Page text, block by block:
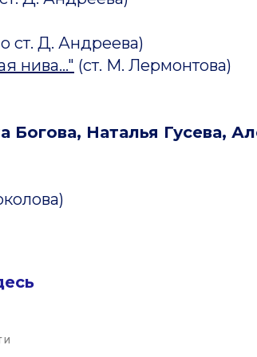
ст. Д. Андреева)
нива..." (ст. М. Лермонтова)
Богова, Наталья Гусева,